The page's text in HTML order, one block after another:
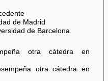
de Madrid
de Barcelona
otra cátedra en
otra cátedra en